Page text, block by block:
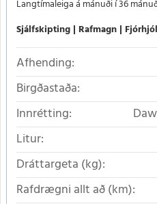
Langtímaleiga á mánuði í 36
Sjálfskipting Rafmagn
Afhending:
Birgðastaða:
Innrétting:
Litur:
Dráttargeta (kg):
Rafdrægni allt að (km):